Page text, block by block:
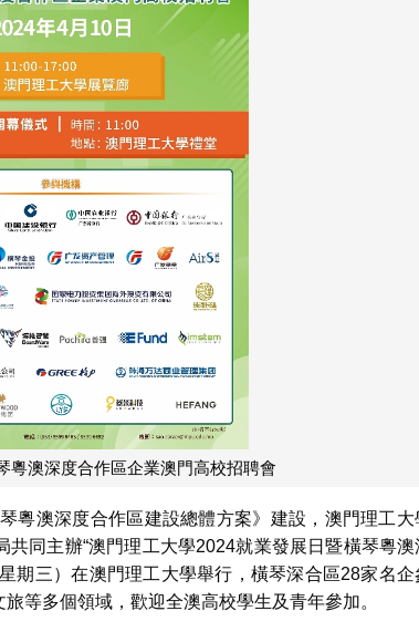
粵澳深度合作區企業澳門高校招聘會
粵澳深度合作區建設總體方案》建設，澳門理工大
同主辦“澳門理工大學2024就業發展日暨橫琴粵
期三）在澳門理工大學舉行，橫琴深合區28家名企
等多個領域，歡迎全澳高校學生及青年參加。